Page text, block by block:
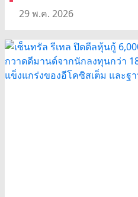
29 พ.ค. 2026